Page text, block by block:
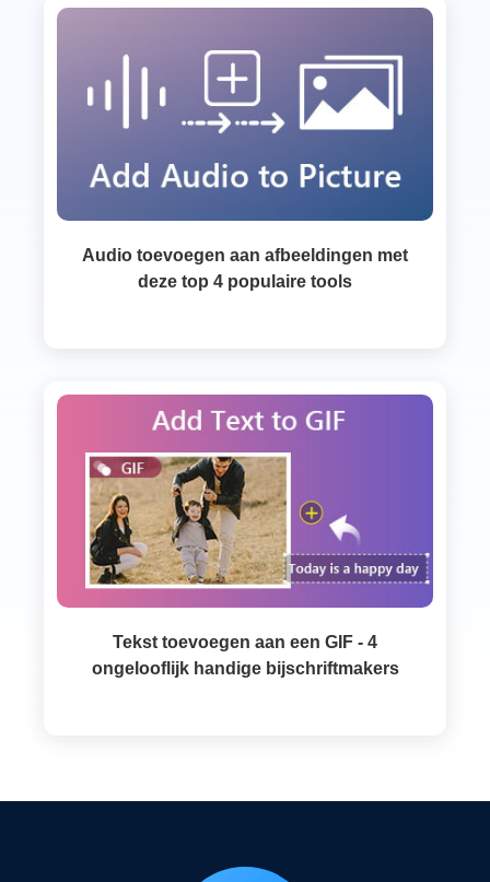
Audio toevoegen aan afbeeldingen met
deze top 4 populaire tools
Tekst toevoegen aan een GIF - 4
ongelooflijk handige bijschriftmakers